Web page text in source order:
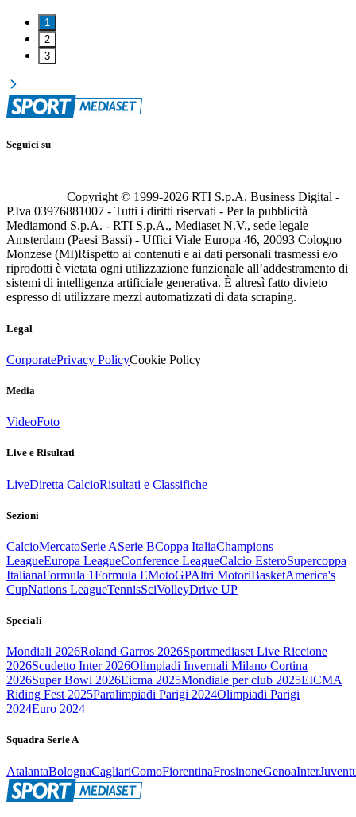
1
2
3
Seguici su
Copyright © 1999-2026 RTI S.p.A. Business Digital -
P.Iva 03976881007 - Tutti i diritti riservati - Per la pubblicità
Mediamond S.p.A. - RTI S.p.A., Mediaset N.V., sede legale
Amsterdam (Paesi Bassi) - Uffici Viale Europa 46, 20093 Cologno
Monzese (MI)Rispetto ai contenuti e ai dati personali trasmessi e/o
riprodotti è vietata ogni utilizzazione funzionale all’addestramento di
sistemi di intelligenza artificiale generativa. È altresì fatto divieto
espresso di utilizzare mezzi automatizzati di data scraping.
Legal
CorporatePrivacy PolicyCookie Policy
Media
VideoFoto
Live e Risultati
LiveDiretta CalcioRisultati e Classifiche
Sezioni
CalcioMercatoSerie ASerie BCoppa ItaliaChampions
LeagueEuropa LeagueConference LeagueCalcio EsteroSupercoppa
ItalianaFormula 1Formula EMotoGPAltri MotoriBasketAmerica's
CupNations LeagueTennisSciVolleyDrive UP
Speciali
Mondiali 2026Roland Garros 2026Sportmediaset Live Riccione
2026Scudetto Inter 2026Olimpiadi Invernali Milano Cortina
2026Super Bowl 2026Eicma 2025Mondiale per club 2025EICMA
Riding Fest 2025Paralimpiadi Parigi 2024Olimpiadi Parigi
2024Euro 2024
Squadra Serie A
AtalantaBolognaCagliariComoFiorentinaFrosinoneGenoaInter